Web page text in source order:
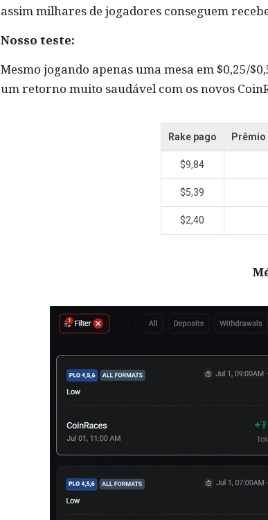
assim milhares de jogadores conseguem
Nosso teste:
Mesmo jogando apenas uma mesa em $0,25/
um retorno muito saudável com os novos
Rake pago Prêmio
$9,84
$5,39
$2,40